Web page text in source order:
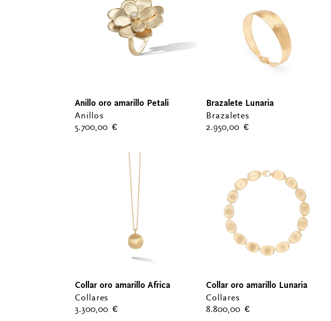
Anillos
Anillo oro amarillo Petali
5.700,00€
Brazaletes
Brazalete Lunaria
2.950,00€
Collares
Collar oro amarillo Africa
3.300,00€
Collares
Collar oro amarillo Lunaria
8.800,00€